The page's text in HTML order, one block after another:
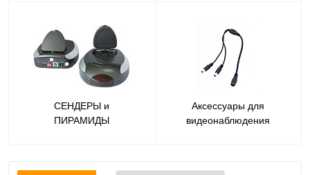
СЕНДЕРЫ и
ПИРАМИДЫ
Аксессуары для
видеонаблюдения